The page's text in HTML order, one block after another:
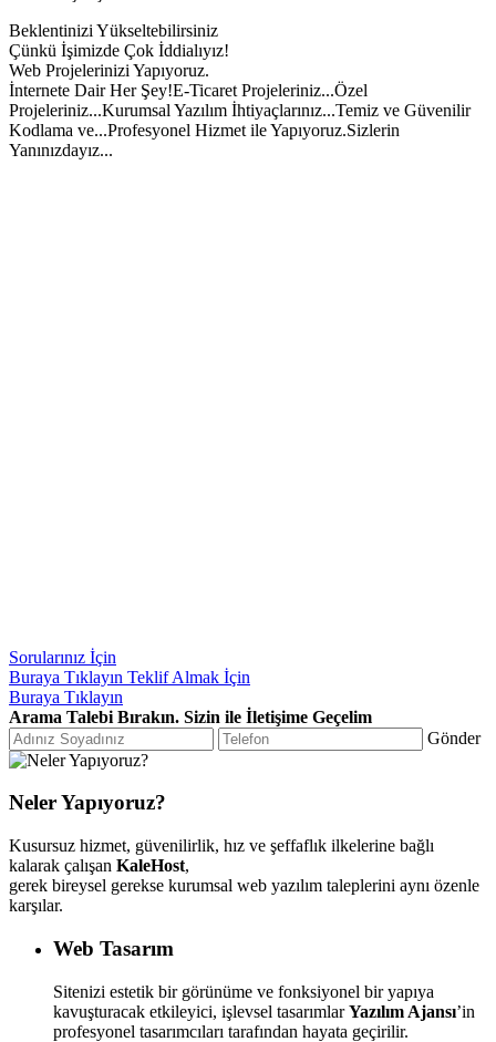
Beklentinizi Yükseltebilirsiniz
Çünkü İşimizde Çok İddialıyız!
Web Projelerinizi Yapıyoruz.
İnternete Dair Her Şey!E-Ticaret Projeleriniz...Özel
Projeleriniz...Kurumsal Yazılım İhtiyaçlarınız...Temiz ve Güvenilir
Kodlama ve...Profesyonel Hizmet ile Yapıyoruz.Sizlerin
Yanınızdayız...
Sorularınız İçin
Buraya Tıklayın Teklif Almak İçin
Buraya Tıklayın
Arama Talebi Bırakın. Sizin ile İletişime Geçelim
Gönder
Neler Yapıyoruz?
Kusursuz hizmet, güvenilirlik, hız ve şeffaflık ilkelerine bağlı
kalarak çalışan KaleHost,
gerek bireysel gerekse kurumsal web yazılım taleplerini aynı özenle
karşılar.
Web Tasarım
Sitenizi estetik bir görünüme ve fonksiyonel bir yapıya
kavuşturacak etkileyici, işlevsel tasarımlarYazılım Ajansı’in
profesyonel tasarımcıları tarafından hayata geçirilir.